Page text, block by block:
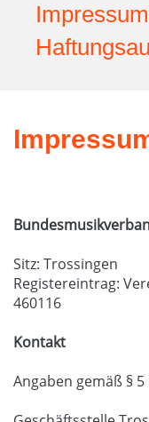
Impressum
Sitz: Trossingen
Registereintrag:
460116
Kontakt
Angaben gemäß § 5